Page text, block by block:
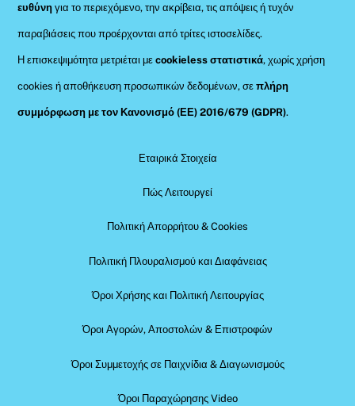
ευθύνη για το περιεχόμενο, την ακρίβεια, τις απόψεις ή τυχόν
παραβιάσεις που προέρχονται από τρίτες ιστοσελίδες.
Η επισκεψιμότητα μετριέται μεcookieless στατιστικά, χωρίς χρήση
cookies ή αποθήκευση προσωπικών δεδομένων, σεπλήρη
συμμόρφωση με τον Κανονισμό (ΕΕ) 2016/679 (GDPR).
Εταιρικά Στοιχεία
Πώς Λειτουργεί
Πολιτική Απορρήτου & Cookies
Πολιτική Πλουραλισμού και Διαφάνειας
Όροι Χρήσης και Πολιτική Λειτουργίας
Όροι Αγορών, Αποστολών & Επιστροφών
Όροι Συμμετοχής σε Παιχνίδια & Διαγωνισμούς
Όροι Παραχώρησης Video